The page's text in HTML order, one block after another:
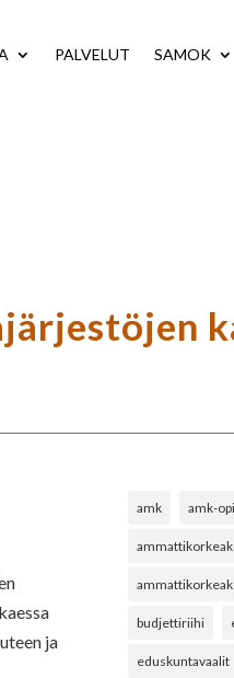
PALVELUT SAMOK
ja
amk amk-
budjettiriihi
eduskuntavaalit